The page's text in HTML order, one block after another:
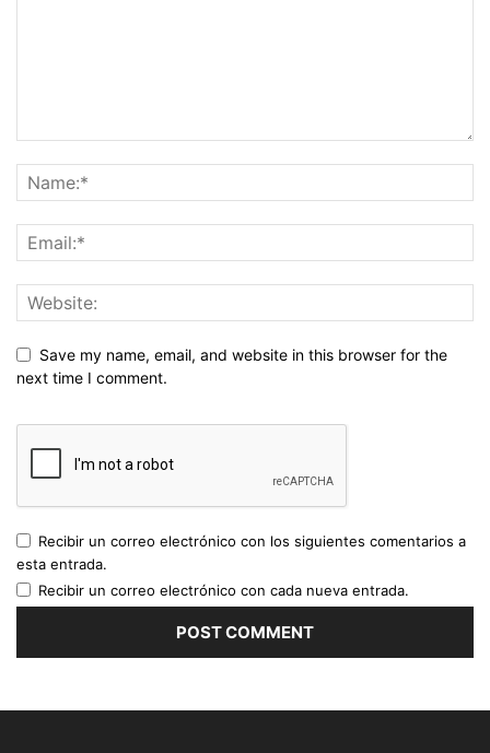
Save my name, email, and website in this browser for the
next time I comment.
Recibir un correo electrónico con los siguientes comentarios a
esta entrada.
Recibir un correo electrónico con cada nueva entrada.